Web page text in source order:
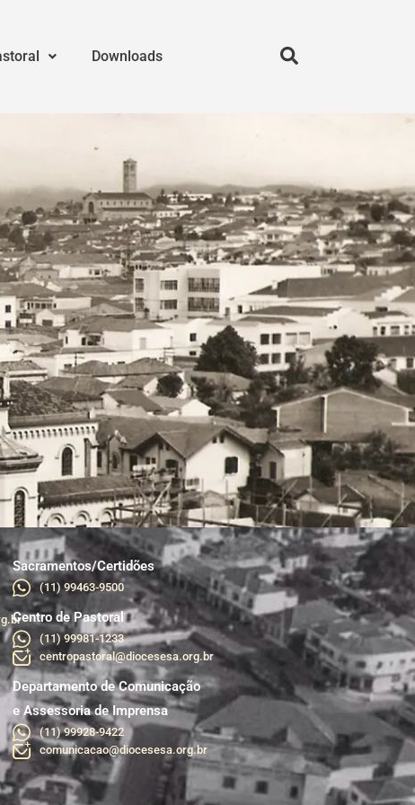
Downloads
Sacramentos/Certidões
(11) 99463-9500
Centro de Pastoral
(11) 99981-1233
centropastoral@diocesesa.org.br
Departamento de Comunicação
e Assessoria de Imprensa
(11) 99928-9422
comunicacao@diocesesa.org.br